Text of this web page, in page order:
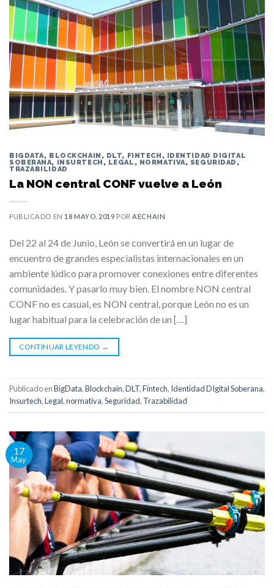
BIGDATA, BLOCKCHAIN , DLT, FINTECH , IDENTIDAD DIGITAL
SOBERANA, INSURTECH , LEGAL , NORMATIVA, SEGURIDAD ,
TRAZABILIDAD
La NON central CONF vuelve a León
PUBLICADO EN 18 MAYO, 2019 POR AECHAIN
Del 22 al 24 de Junio, León se convertirá en un lugar de
encuentro de grandes especialistas internacionales en un
ambiente lúdico para promover conexiones entre diferentes
comunidades. Y pasarlo muy bien. El nombre NON central
CONF no es casual, es NON central, porque León no es un
lugar habitual para la celebración de un […]
CONTINUAR LEYENDO →
Publicado enBigData,Blockchain,DLT,Fintech, Identidad DIgital Soberana,
Insurtech,Legal,normativa,Seguridad, Trazabilidad
17
May